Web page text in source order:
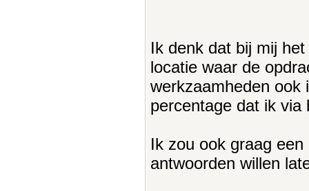
Ik denk dat bij mij
locatie waar de
werkzaamheden ook
percentage dat ik via
Ik zou ook graag
antwoorden willen